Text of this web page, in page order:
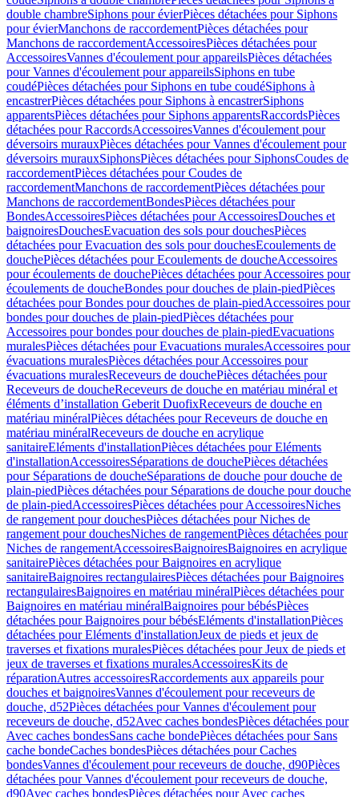
double chambreSiphons pour évierPièces détachées pour Siphons
pour évierManchons de raccordementPièces détachées pour
Manchons de raccordementAccessoiresPièces détachées pour
AccessoiresVannes d'écoulement pour appareilsPièces détachées
pour Vannes d'écoulement pour appareilsSiphons en tube
coudéPièces détachées pour Siphons en tube coudéSiphons à
encastrerPièces détachées pour Siphons à encastrerSiphons
apparentsPièces détachées pour Siphons apparentsRaccordsPièces
détachées pour RaccordsAccessoiresVannes d'écoulement pour
déversoirs murauxPièces détachées pour Vannes d'écoulement pour
déversoirs murauxSiphonsPièces détachées pour SiphonsCoudes de
raccordementPièces détachées pour Coudes de
raccordementManchons de raccordementPièces détachées pour
Manchons de raccordementBondesPièces détachées pour
BondesAccessoiresPièces détachées pour AccessoiresDouches et
baignoiresDouchesEvacuation des sols pour douchesPièces
détachées pour Evacuation des sols pour douchesEcoulements de
douchePièces détachées pour Ecoulements de doucheAccessoires
pour écoulements de douchePièces détachées pour Accessoires pour
écoulements de doucheBondes pour douches de plain-piedPièces
détachées pour Bondes pour douches de plain-piedAccessoires pour
bondes pour douches de plain-piedPièces détachées pour
Accessoires pour bondes pour douches de plain-piedEvacuations
muralesPièces détachées pour Evacuations muralesAccessoires pour
évacuations muralesPièces détachées pour Accessoires pour
évacuations muralesReceveurs de douchePièces détachées pour
Receveurs de doucheReceveurs de douche en matériau minéral et
éléments d’installation Geberit DuofixReceveurs de douche en
matériau minéralPièces détachées pour Receveurs de douche en
matériau minéralReceveurs de douche en acrylique
sanitaireEléments d'installationPièces détachées pour Eléments
d'installationAccessoiresSéparations de douchePièces détachées
pour Séparations de doucheSéparations de douche pour douche de
plain-piedPièces détachées pour Séparations de douche pour douche
de plain-piedAccessoiresPièces détachées pour AccessoiresNiches
de rangement pour douchesPièces détachées pour Niches de
rangement pour douchesNiches de rangementPièces détachées pour
Niches de rangementAccessoiresBaignoiresBaignoires en acrylique
sanitairePièces détachées pour Baignoires en acrylique
sanitaireBaignoires rectangulairesPièces détachées pour Baignoires
rectangulairesBaignoires en matériau minéralPièces détachées pour
Baignoires en matériau minéralBaignoires pour bébésPièces
détachées pour Baignoires pour bébésEléments d'installationPièces
détachées pour Eléments d'installationJeux de pieds et jeux de
traverses et fixations muralesPièces détachées pour Jeux de pieds et
jeux de traverses et fixations muralesAccessoiresKits de
réparationAutres accessoiresRaccordements aux appareils pour
douches et baignoiresVannes d'écoulement pour receveurs de
douche, d52Pièces détachées pour Vannes d'écoulement pour
receveurs de douche, d52Avec caches bondesPièces détachées pour
Avec caches bondesSans cache bondePièces détachées pour Sans
cache bondeCaches bondesPièces détachées pour Caches
bondesVannes d'écoulement pour receveurs de douche, d90Pièces
détachées pour Vannes d'écoulement pour receveurs de douche,
d90Avec caches bondesPièces détachées pour Avec caches